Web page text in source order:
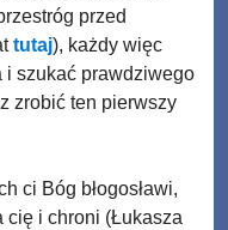
przed
tutaj), każdy więc
i szukać prawdziwego
zrobić ten pierwszy
ci Bóg błogosławi,
cię i chroni (Łukasza